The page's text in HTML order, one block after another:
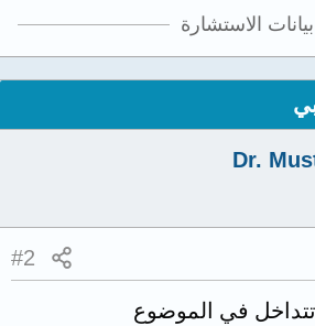
بيانات الاستشارة
Dr.
#2
في الموضوع